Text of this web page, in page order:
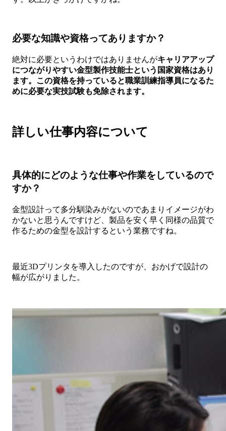
必要な知識や資格ってありますか？
絶対に必要というわけではありませんがキャリアアップ
につながりやすい金型製作技能士という国家資格はあり
ます。この資格を持っていると職業訓練指導員になるた
めに必要な実技試験も免除されます。
詳しい仕事内容について
具体的にどのような仕事や作業をしているので
すか？
金型設計って多分馴染みがないのであまりイメージがわ
かないと思うんですけど、製品を安く早く同様の品質で
作るための金型を設計するという業務ですね。
最近3Dプリンタを導入したのですが、おかげで設計の
幅が広がりました。